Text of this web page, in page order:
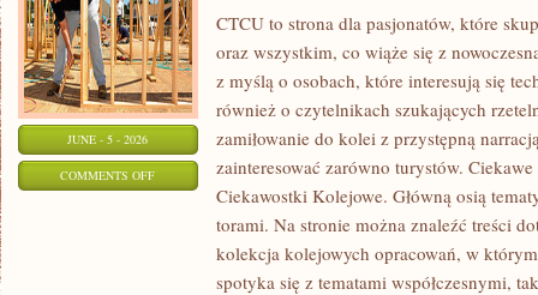
JUNE - 5 - 2026
COMMENTS OFFON
CTCU to strona dla pasjonatów, które
oraz wszystkim, co wiąże się z
z myślą o osobach, które interesują się
również o czytelnikach szukających
zamiłowanie do kolei z przystępną
zainteresować zarówno turystów.
Ciekawostki Kolejowe. Główną osią
torami. Na stronie można znaleźć treści
kolekcja kolejowych opracowań, w
spotyka się z tematami współczesnymi,